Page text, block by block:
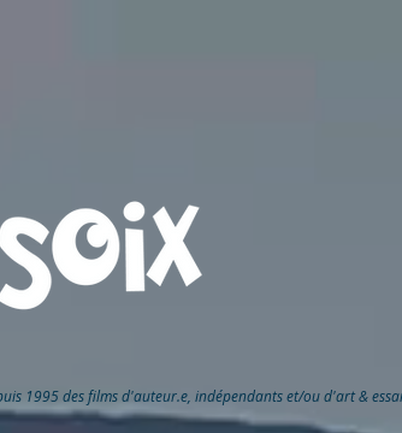
1995 des films d'auteur.e, indépendants et/ou d'art &